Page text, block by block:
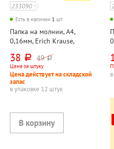
233090
Есть в наличии 1 шт.
Папка на молнии, А4,
0,16мм, Erich Krause,
(Avocado Dusk)", пластик,
полупрозрачная, цветная
38 руб. 49 руб.
Цена за штуку
Цена действует на складской
запас
в упаковке 12 штук